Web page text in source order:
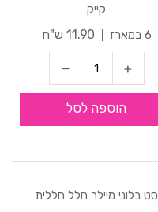
קייק
6 במארז
11.90 ש"ח
הוספה לסל
סט בלוני מיילר חלל חללית